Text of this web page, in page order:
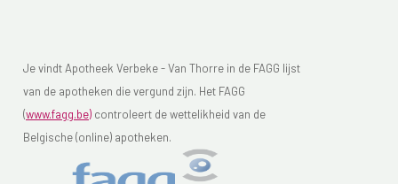
Je vindt Apotheek Verbeke - Van Thorre in de FAGG lijst
van de apotheken die vergund zijn. Het FAGG
(www.fagg.be) controleert de wettelikheid van de
Belgische (online) apotheken.